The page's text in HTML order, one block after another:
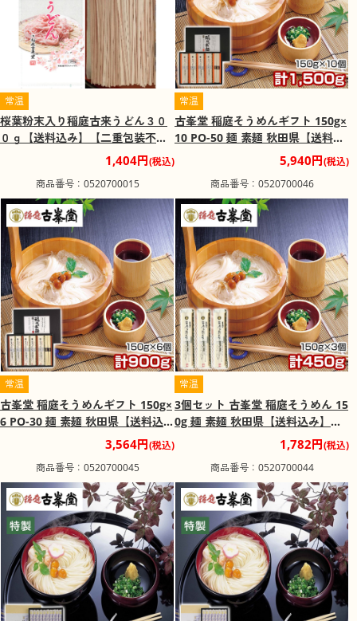
きりたんぽ
潰したうるち米のご飯を竹輪の様に杉の棒に巻きつけて焼
き、棒から外して食べやすく切ったもので、鶏ガラのだし
汁に入れて煮込んだり、味噌をつけて焼いたり、鍋に入れ
て食べたりする、秋田県の郷土料理です。
全国花火競技大会
大仙市大曲地区、雄物川にて開催される花火大会で、日本
最大の花火大会です。人口4万人弱の大仙市大曲地区に約70
万人の見物客が押し寄せる盛況ぶりです。
稲庭うどん
日本三大うどんの一つで、ひやむぎより若干太く、やや黄
色味かかった色の乾麺です。打ち粉にでん粉を使用、乾燥
前につぶす事で平べったい形状になっており、面の中は気
泡により中空で、なめらかな触感が特徴です。
常温
桜葉粉末入り稲庭古来うどん３０
０ｇ【送料込み】【二重包装不
1,404円(税込)
商品番号：0520700015
常温
古峯堂 稲庭そうめんギフト 150g×
10 PO-50 麺 素麺 秋田県【送料込
み】【二重包装不可】【お届け不
可地域：沖縄・離島】【お届け日
時指定不可】
5,940円(税込)
商品番号：0520700046
常温
古峯堂 稲庭そうめんギフト 150g×
6 PO-30 麺 素麺 秋田県【送料込
み】【二重包装不可】【お届け不
可地域：沖縄・離島】【お届け日
時指定不可】
3,564円(税込)
商品番号：0520700045
常温
3個セット 古峯堂 稲庭そうめん 15
0g 麺 素麺 秋田県【送料込み】
【二重包装不可】【お届け日時指
1,782円(税込)
商品番号：0520700044